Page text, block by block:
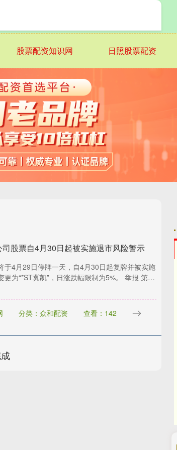
股票配资知识网 日照股票配资
股票自4月30日起被实施退市风险警示
于4月29日停牌一天，自4月30日起复牌并被实施
为“*ST冀凯”，日涨跌幅限制为5%。 举报 第一
分类：众和配资 查看：142